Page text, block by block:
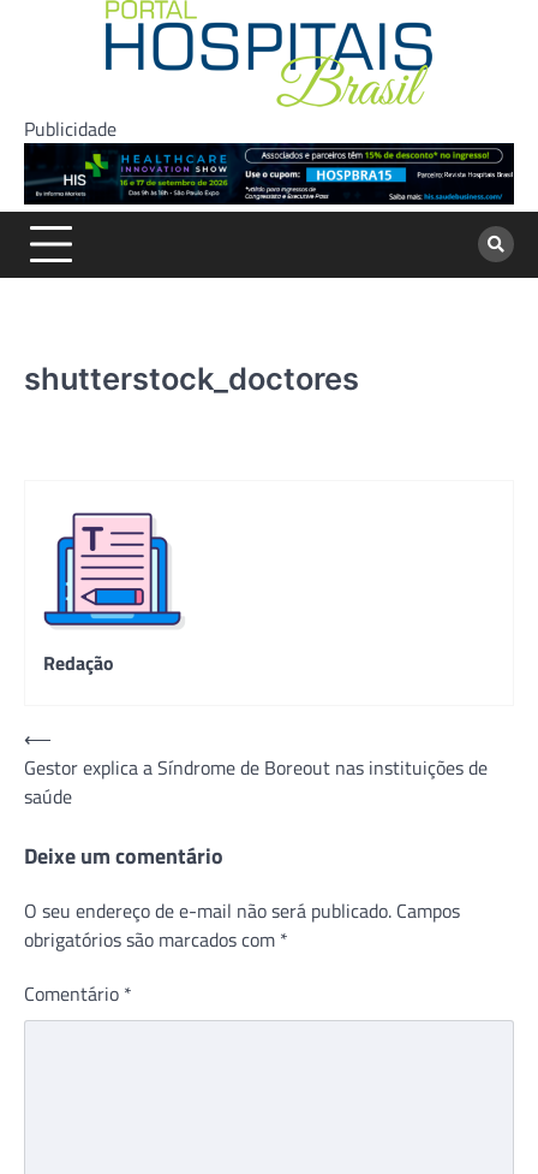
Publicidade
shutterstock_doctores
Redação
Navegação
de
Post
⟵
Gestor explica a Síndrome de Boreout nas instituições de
saúde
Deixe um comentário
O seu endereço de e-mail não será publicado. Campos
obrigatórios são marcados com *
Comentário *